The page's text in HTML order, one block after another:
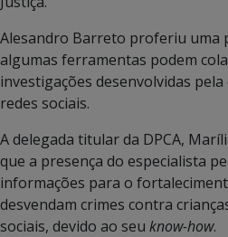
Alesandro Barreto proferiu uma
algumas ferramentas podem
investigações desenvolvidas
redes sociais.
A delegada titular da DPCA,
que a presença do especialista
informações para o
desvendam crimes contra
sociais, devido ao seu know-how.